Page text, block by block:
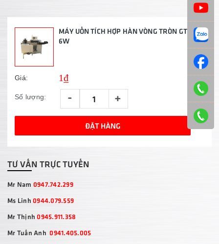
MÁY UỐN TÍCH HỢP HÀN VÒNG TRÒN GT-XS-
6W
Giá: 1₫
Số lượng: - +
ĐẶT HÀNG
TƯ VẤN TRỰC TUYẾN
Mr Nam 0947.742.299
Ms Linh 0944.079.559
Mr Thịnh0945.911.358
Mr Tuấn Anh0941.405.005